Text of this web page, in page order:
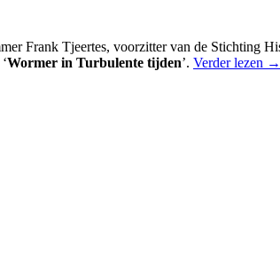
Frank Tjeertes, voorzitter van de Stichting
Wormer in Turbulente tijden’. Verder lezen →